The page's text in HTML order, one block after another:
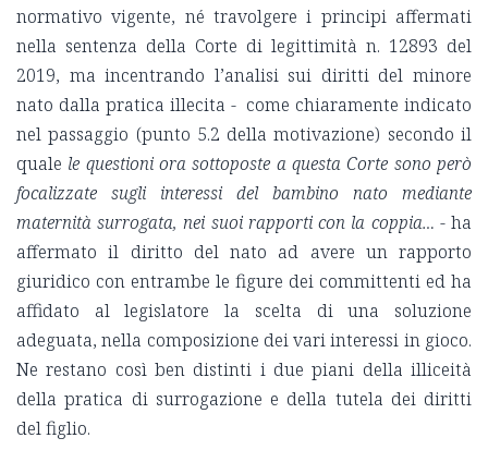
normativo vigente, né travolgere i principi affermati
nella sentenza della Corte di legittimità n. 12893 del
2019, ma incentrando l’analisi sui diritti del minore
nato dalla pratica illecita - come chiaramente indicato
nel passaggio (punto 5.2 della motivazione) secondo il
quale le questioni ora sottoposte a questa Corte sono però
focalizzate sugli interessi del bambino nato mediante
maternità surrogata, nei suoi rapporti con la coppia… -ha
affermato il diritto del nato ad avere un rapporto
giuridico con entrambe le figure dei committenti ed ha
affidato al legislatore la scelta di una soluzione
adeguata, nella composizione dei vari interessi in gioco.
Ne restano così ben distinti i due piani della illiceità
della pratica di surrogazione e della tutela dei diritti
del figlio.